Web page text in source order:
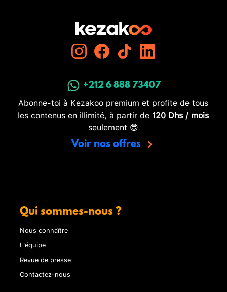
+212 6 888 73407
Abonne-toi à Kezakoo premium et profite de tous
les contenus en illimité, à partir de 120 Dhs / mois
seulement 😎
Voir nos offres
Qui sommes-nous ?
Nous connaître
L'équipe
Revue de presse
Contactez-nous